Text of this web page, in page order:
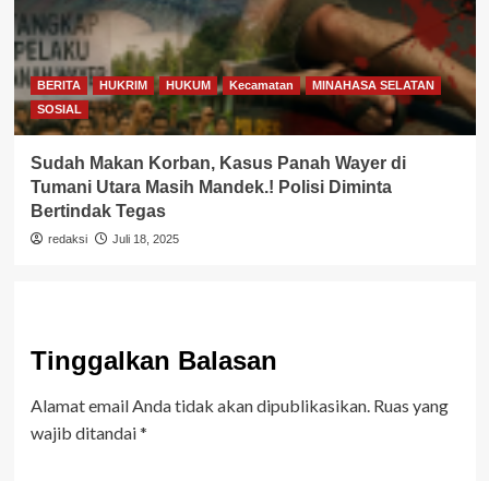
BERITA HUKRIM HUKUM Kecamatan
MINAHASA SELATAN
SOSIAL
Sudah Makan Korban, Kasus Panah Wayer di
Tumani Utara Masih Mandek.! Polisi Diminta
Bertindak Tegas
redaksi Juli 18, 2025
Tinggalkan Balasan
Alamat email Anda tidak akan dipublikasikan. Ruas yang
wajib ditandai*